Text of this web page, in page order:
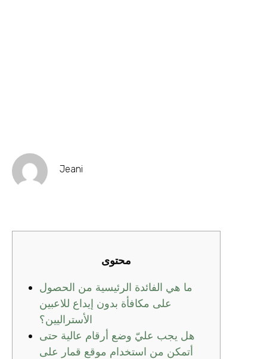
Jeani
محتوى
ما هي الفائدة الرئيسية من الحصول
على مكافأة بدون إيداع للاعبين
الأستراليين؟
هل يجب عليّ وضع أرقام عالية حتى
أتمكن من استخدام موقع قمار على